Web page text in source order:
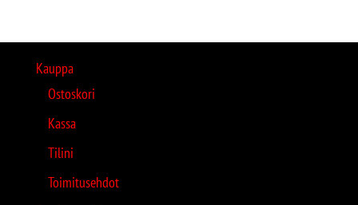
Kauppa
Ostoskori
Kassa
Tilini
Toimitusehdot